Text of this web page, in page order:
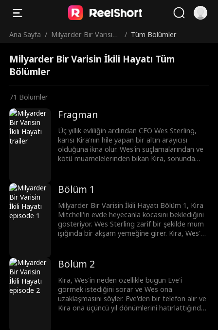
Ana Sayfa / Milyarder Bir Varisin İ
/ Tüm Bölümler
Milyarder Bir Varisin İkili Hayatı Tüm
Bölümler
71 Bölümler
Fragman
Üç yıllık evliliğin ardından CEO Wes Sterling,
karısı Kira'nın hile yapan bir altın arayıcısı
olduğuna ikna olur. Wes'in suçlamalarından ve
kötü muamelelerinden bıkan Kira, sonunda
büyük hatasını yaptığını anladığında ne
yapacak? Kira bunu ona ödetecek mi... yoksa
ona yeniden mi aşık olacak?
Bölüm 1
Milyarder Bir Varisin İkili Hayatı Bölüm 1, Kira
Mitchell'in evde heyecanla kocasını beklediğini
gösteriyor. Wes Sterling zarif bir şekilde mum
ışığında bir akşam yemeğine girer. Kira, Wes'e
gideceğini söyler, bu arada Kira ile üçüncü yıl
dönümüdür.
Bölüm 2
Kira, Wes'in neden özellikle bugün Eve'i
görmek istediğini sorar ve Wes ona
uzaklaşmasını söyler. Eve'den bir telefon alır ve
Kira ona üçüncü yıl dönümlerini hatırlattığında